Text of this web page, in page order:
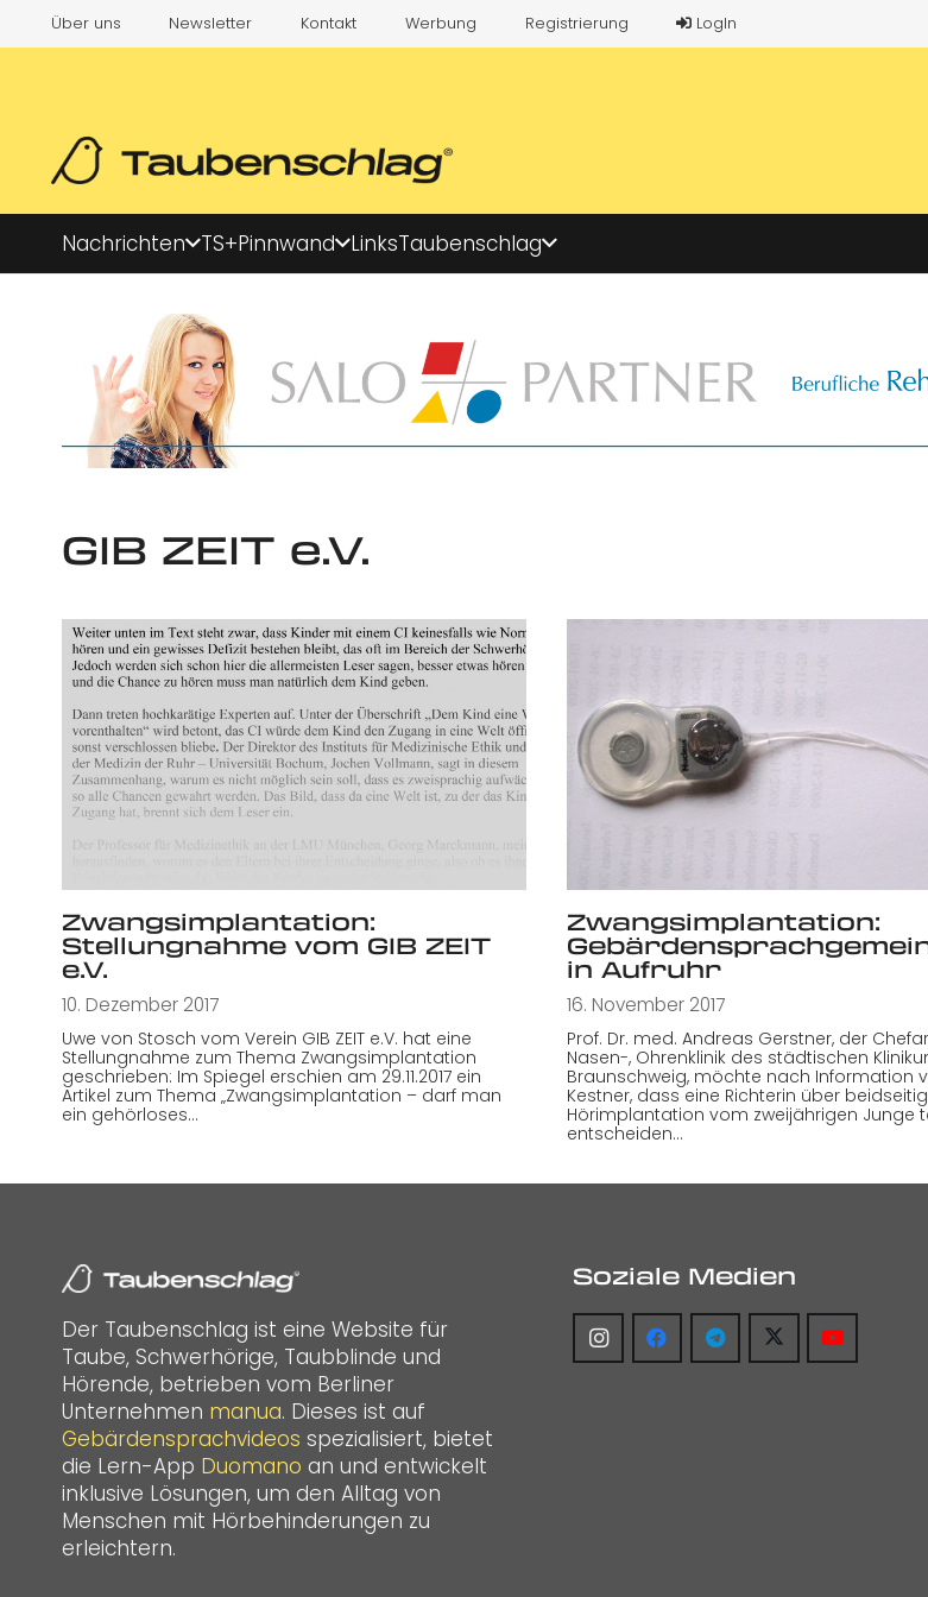
Über uns Newsletter Kontakt Werbung Registrierung LogIn
Nachrichten TS+Pinnwand LinksTaubenschlag
GIB ZEIT e.V.
Zwangsimplantation:
Stellungnahme vom GIB ZEIT
e.V.
10. Dezember 2017
Uwe von Stosch vom Verein GIB ZEIT e.V. hat eine
Stellungnahme zum Thema Zwangsimplantation
geschrieben: Im Spiegel erschien am 29.11.2017 ein
Artikel zum Thema „Zwangsimplantation – darf man
ein gehörloses…
Zwangsimplantation:
in Aufruhr
16. November 2017
Prof. Dr. med. Andreas Gerstner, der
Nasen-, Ohrenklinik des städtischen
Braunschweig, möchte nach Information
Kestner, dass eine Richterin über
Hörimplantation vom zweijährigen Junge
entscheiden…
Der Taubenschlag ist eine Website für
Taube, Schwerhörige, Taubblinde und
Hörende, betrieben vom Berliner
Unternehmen manua. Dieses ist auf
Gebärdensprachvideos spezialisiert, bietet
die Lern-App Duomano an und entwickelt
inklusive Lösungen, um den Alltag von
Menschen mit Hörbehinderungen zu
erleichtern.
Soziale Medien